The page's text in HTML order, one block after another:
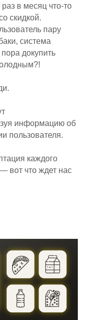
в месяц что-то
скидкой.
пару
система
докупить
информацию об
пользователя.
каждого
вот что ждет нас